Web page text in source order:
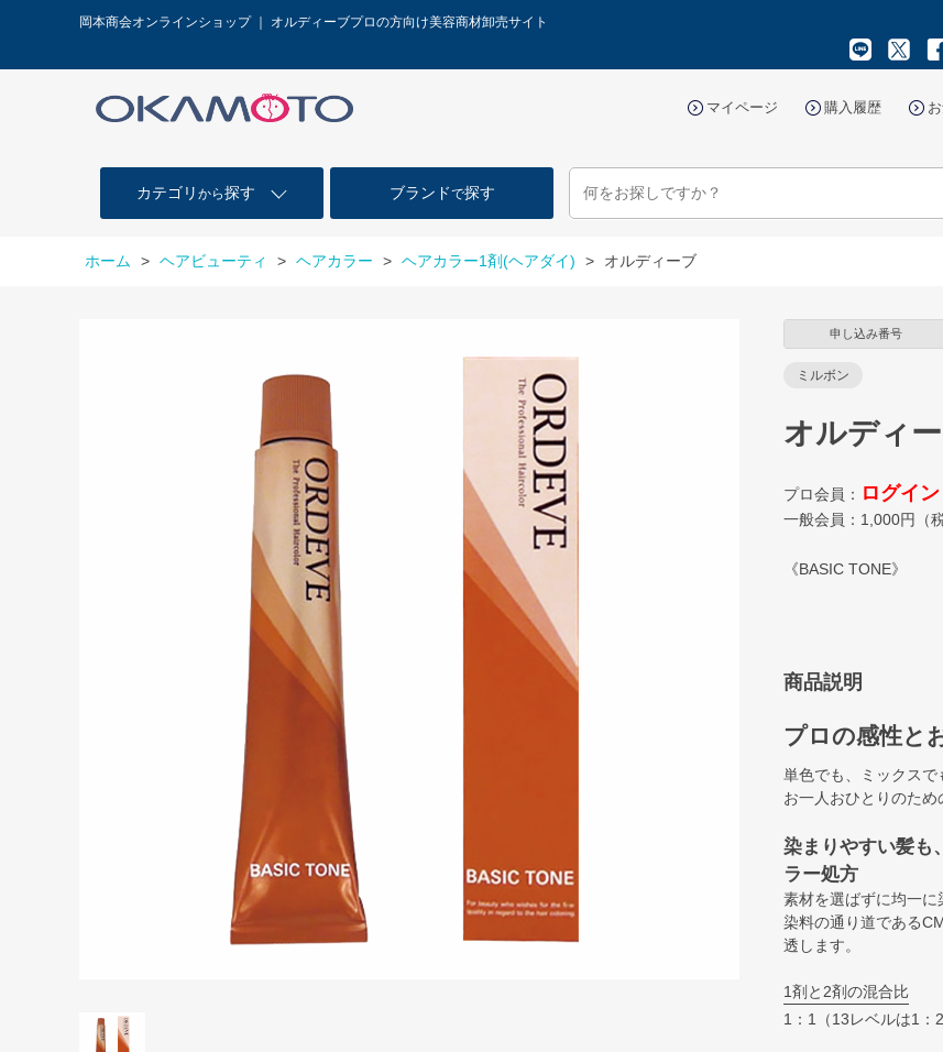
岡本商会オンラインショップ ｜ オルディーブプロの方向け美容商材卸売サイト
マイページ 購入履歴
カテゴリ から探す ブランドで探す
ホーム > ヘアビューティ > ヘアカラー > ヘアカラー1剤(ヘアダイ) > オルディーブ
申し込み番号
ミルボン
オルディ
プロ会員： ログイ
一般会員： 1,000円（
《BASIC TONE》
商品説明
プロの感性と
単色でも、ミックスで
お一人おひとりのため
染まりやすい髪も
ラー処方
素材を選ばずに均一に
染料の通り道である
透します。
1剤と2剤の混合比
1：1（13レベルは1：2